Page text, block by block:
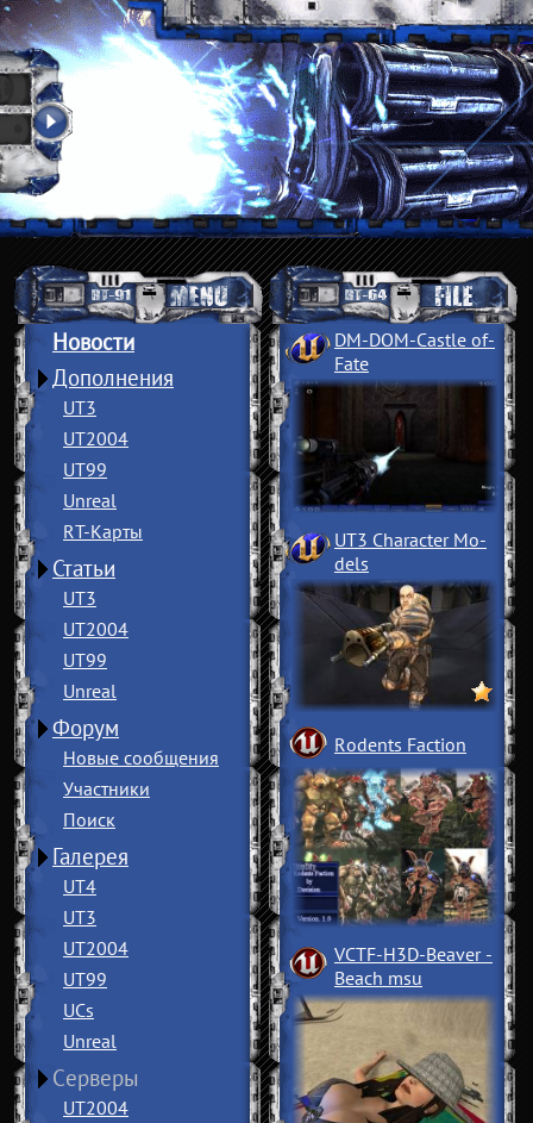
Новости
Дополнения
UT3
UT2004
UT99
Unreal
RT-Карты
Статьи
UT3
UT2004
UT99
Unreal
Форум
Новые сообщения
Участники
Поиск
Галерея
UT4
UT3
UT2004
UT99
UCs
Unreal
Серверы
UT2004
DM-DOM-Castle of­
Fate
UT3 Character Mo­
dels
Rodents Faction
VCTF-H3D-Beaver ­
Beach msu